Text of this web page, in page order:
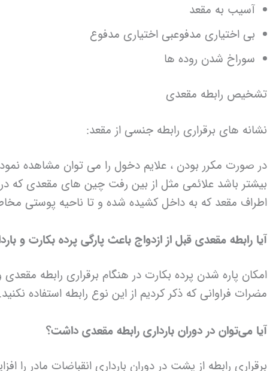
آسیب به مقعد
بی اختیاری مدفوعبی اختیاری مدفوع
سوراخ شدن روده ها
تشخیص رابطه مقعدی
نشانه های برقراری رابطه جنسی از مقعد:
بیشتر باشد علائمی مثل از بین رفت چین های مقعدی
اطراف مقعد که به داخل کشیده شده و تا ناحیه پوستی
آیا رابطه مقعدی قبل از ازدواج باعث پارگی پرده بکارت و
امکان پاره شدن پرده بکارت در هنگام برقراری رابطه
مضرات فراوانی که ذکر کردیم از این نوع رابطه استفاده
آیا می‌توان در دوران بارداری رابطه مقعدی داشت؟
برقراری رابطه از پشت در دوران بارداری انقباضات